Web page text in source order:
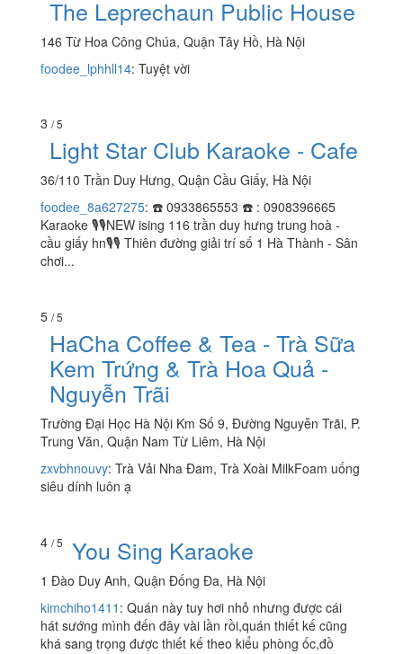
The Leprechaun Public House
146 Từ Hoa Công Chúa, Quận Tây Hồ, Hà Nội
foodee_lphhll14: Tuyệt vời
3 / 5
Light Star Club Karaoke - Cafe
36/110 Trần Duy Hưng, Quận Cầu Giấy, Hà Nội
foodee_8a627275: ☎️ 0933865553 ☎️ : 0908396665
Karaoke 🎙️🎙️NEW ising 116 trần duy hưng trung hoà -
cầu giấy hn🎙️🎙️ Thiên đường giải trí số 1 Hà Thành - Sân
chơi...
5 / 5
HaCha Coffee & Tea - Trà Sữa
Kem Trứng & Trà Hoa Quả -
Nguyễn Trãi
Trường Đại Học Hà Nội Km Số 9, Đường Nguyễn Trãi, P.
Trung Văn, Quận Nam Từ Liêm, Hà Nội
zxvbhnouvy: Trà Vải Nha Đam, Trà Xoài MilkFoam uống
siêu dính luôn ạ
4 / 5 You Sing Karaoke
1 Đào Duy Anh, Quận Đống Đa, Hà Nội
kimchiho1411 : Quán này tuy hơi nhỏ nhưng được cái
hát sướng mình đến đây vài lần rồi,quán thiết kế cũng
khá sang trọng được thiết kế theo kiểu phòng ốc,đồ